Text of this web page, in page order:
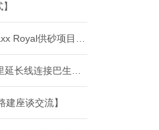
建座谈交流】